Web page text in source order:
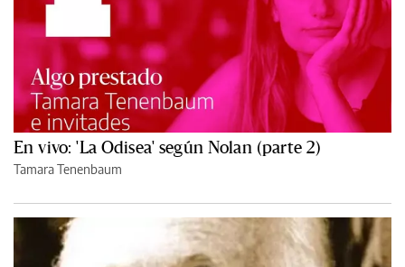
En vivo: 'La Odisea' según Nolan (parte 2)
Tamara Tenenbaum